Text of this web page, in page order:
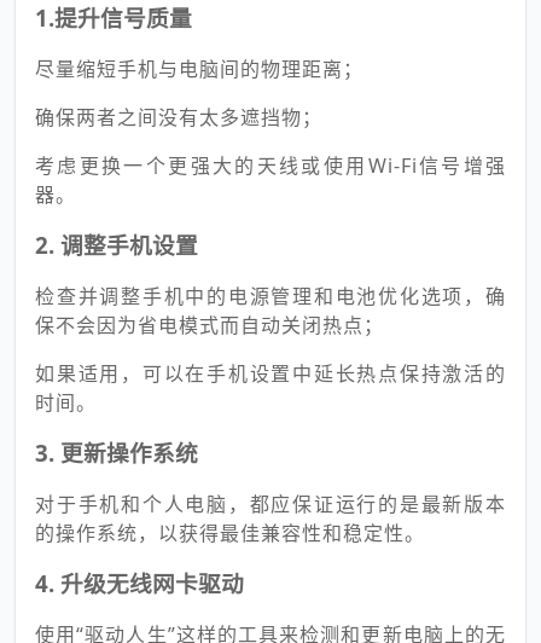
1.提升信号质量
尽量缩短手机与电脑间的物理距离；
确保两者之间没有太多遮挡物；
考虑更换一个更强大的天线或使用Wi-Fi信号增强
器。
2. 调整手机设置
检查并调整手机中的电源管理和电池优化选项，确
保不会因为省电模式而自动关闭热点；
如果适用，可以在手机设置中延长热点保持激活的
时间。
3. 更新操作系统
对于手机和个人电脑，都应保证运行的是最新版本
的操作系统，以获得最佳兼容性和稳定性。
4. 升级无线网卡驱动
使用“驱动人生”这样的工具来检测和更新电脑上的无